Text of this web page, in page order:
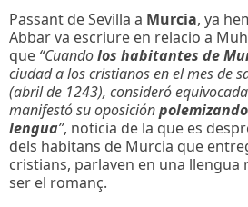
Passant de Sevilla a Murcia, ya
Abbar va escriure en relacio a
que “Cuandolos habitantes de
ciudad a los cristianos en el mes de
(abril de 1243), consideró
manifestó su oposición
lengua”, noticia de la que es
dels habitans de Murcia que
cristians, parlaven en una llengua
ser el romanç.